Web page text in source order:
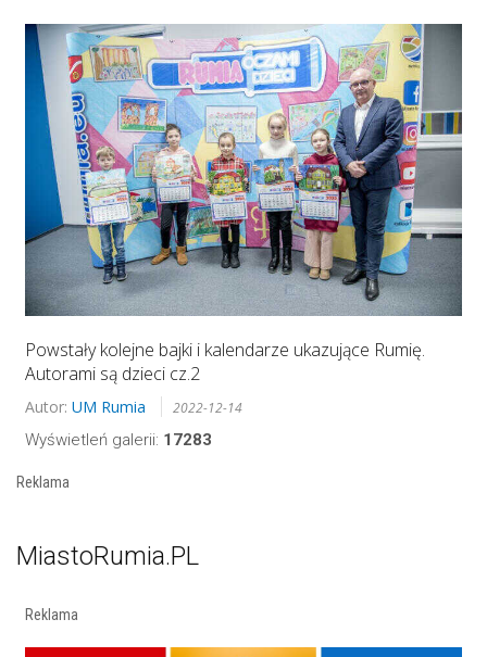
Powstały kolejne bajki i kalendarze ukazujące Rumię.
Autorami są dzieci cz.2
Autor: UM Rumia 2022-12-14
Wyświetleń galerii: 17283
Reklama
MiastoRumia.PL
Reklama